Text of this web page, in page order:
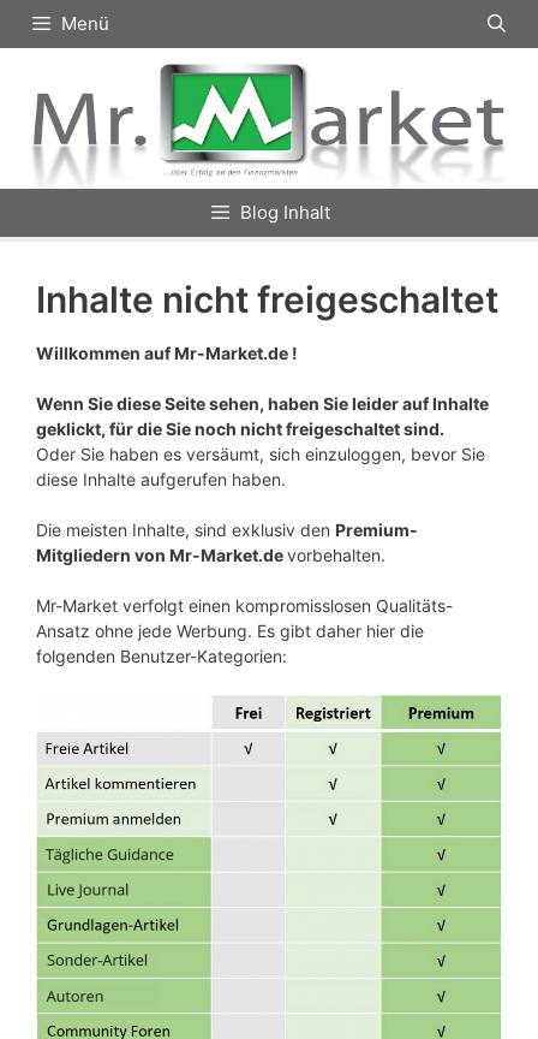
Inhalt
Menü
Blog Inhalt
Inhalte nicht freigeschaltet
Willkommen auf Mr-Market.de !
Wenn Sie diese Seite sehen, haben Sie leider auf Inhalte
geklickt, für die Sie noch nicht freigeschaltet sind.
Oder Sie haben es versäumt, sich einzuloggen, bevor Sie
diese Inhalte aufgerufen haben.
Die meisten Inhalte, sind exklusiv den Premium-
Mitgliedern von Mr-Market.devorbehalten.
Mr-Market verfolgt einen kompromisslosen Qualitäts-
Ansatz ohne jede Werbung. Es gibt daher hier die
folgenden Benutzer-Kategorien: